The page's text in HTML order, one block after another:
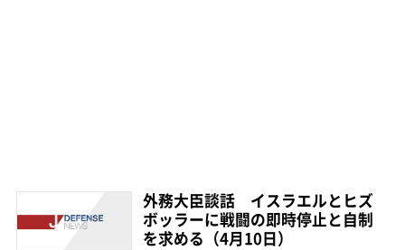
外務大臣談話 イスラエルとヒズ
ボッラーに戦闘の即時停止と自制
を求める（4月10日）